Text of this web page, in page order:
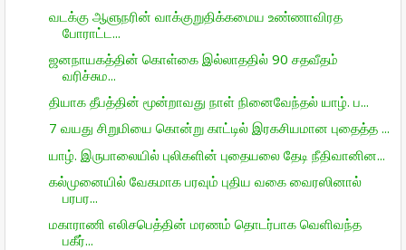
வடக்கு ஆளுநரின் வாக்குறுதிக்கமைய உண்ணாவிரத
போராட்ட...
ஜனநாயகத்தின் கொள்கை இல்லாததில் 90 சதவீதம்
வரிச்சும...
தியாக தீபத்தின் மூன்றாவது நாள் நினைவேந்தல் யாழ். ப...
7 வயது சிறுமியை கொன்று காட்டில் இரகசியமான புதைத்த ...
யாழ். இருபாலையில் புலிகளின் புதையலை தேடி நீதிவானின...
கல்முனையில் வேகமாக பரவும் புதிய வகை வைரஸினால்
பரபர...
மகாராணி எலிசபெத்தின் மரணம் தொடர்பாக வெளிவந்த
பகீர்...